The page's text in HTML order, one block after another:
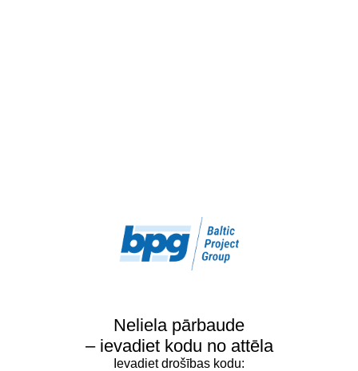
Neliela pārbaude
– ievadiet kodu no attēla
Ievadiet drošības kodu: